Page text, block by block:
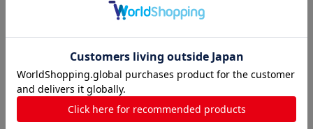
サイズ
製菓資材 フタ付アル
￥891
口径216×底径175×
高46mm 約1100ml